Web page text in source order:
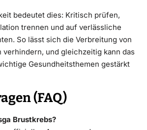
bedeutet dies: Kritisch prüfen,
trennen und auf verlässliche
So lässt sich die Verbreitung von
verhindern, und gleichzeitig kann das
Gesundheitsthemen gestärkt
(FAQ)
Brustkrebs?